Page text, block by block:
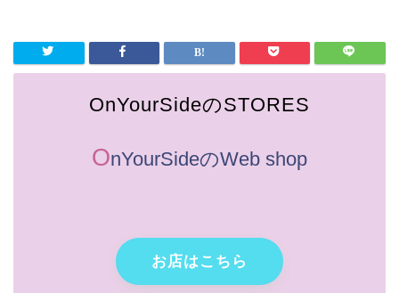
OnYourSideのSTORES
OnYourSideのWeb shop
お店はこちら